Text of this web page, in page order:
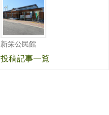
新栄公民館
投稿記事一覧